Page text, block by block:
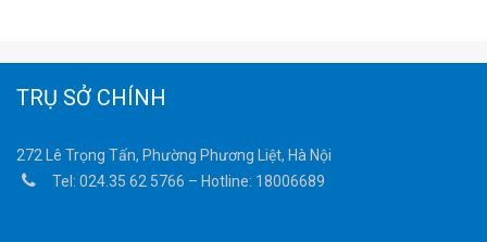
TRỤ SỞ CHÍNH
272 Lê Trọng Tấn, Phường Phương Liệt, Hà Nội
Tel: 024.35 62 5766 – Hotline: 18006689